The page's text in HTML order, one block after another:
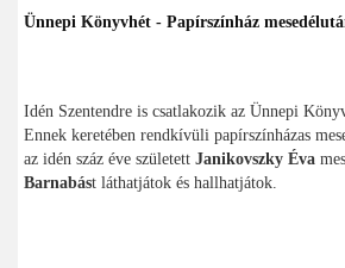
Ünnepi Könyvhét - Papírszínház
Idén Szentendre is csatlakozik az Ünnepi
Ennek keretében rendkívüli papírszínházas
az idén száz éve született Janikovszky Éva
Barnabást láthatjátok és hallhatjátok.